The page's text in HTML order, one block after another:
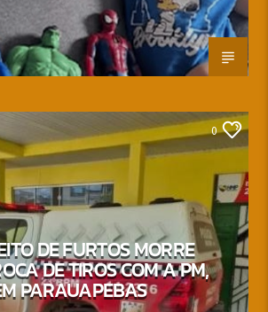
0
DE FURTOS MORRE
DE TIROS COM A PM,
PARAUAPEBAS